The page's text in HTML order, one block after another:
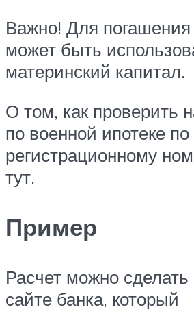
Важно! Для погашения
может быть
материнский капитал.
О том, как проверить
по военной ипотеке по
регистрационному
тут.
Пример
Расчет можно
сайте банка, который